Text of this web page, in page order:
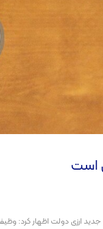
است
ارزی دولت اظهار کرد: